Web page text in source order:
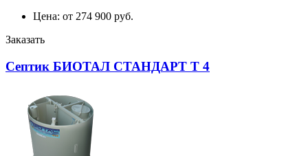
Цена: от 274 900 руб.
Заказать
Септик БИОТАЛ СТАНДАРТ Т 4